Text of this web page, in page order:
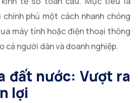
phủ một cách nhanh chóng
máy tính hoặc điện thoại thông
cả người dân và doanh nghiệp.
đất nước: Vượt ra
lợi